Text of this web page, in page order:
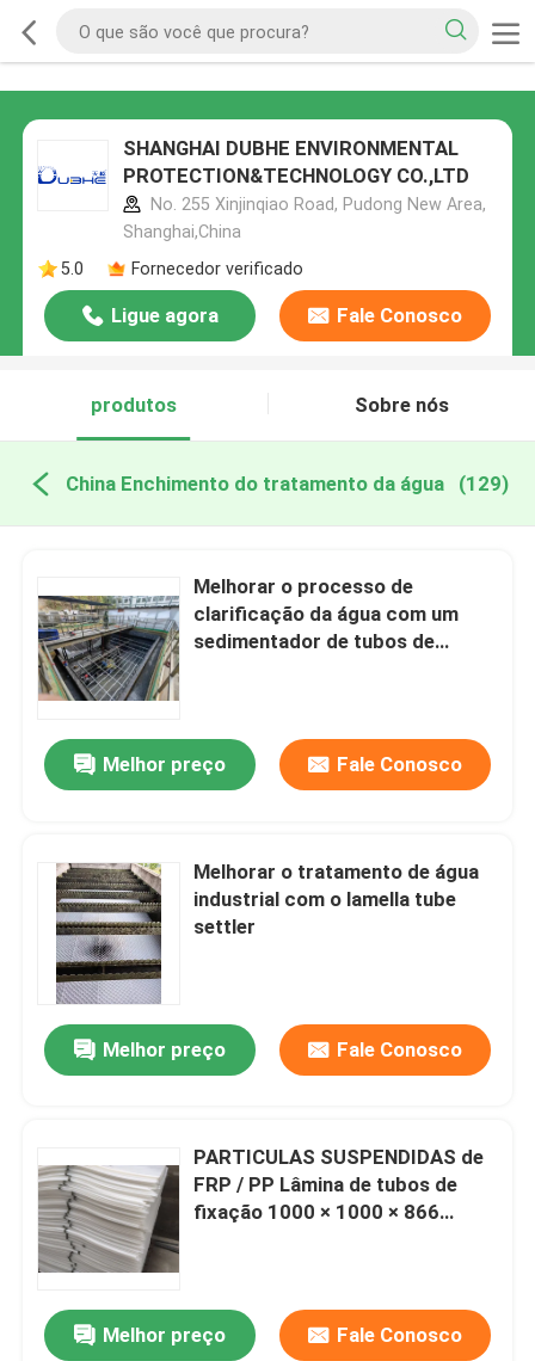
SHANGHAI DUBHE ENVIRONMENTAL
PROTECTION&TECHNOLOGY CO.,LTD
No. 255 Xinjinqiao Road, Pudong New Area,
Shanghai,China
5.0
Fornecedor verificado
Ligue agora Fale Conosco
produtos Sobre nós
China Enchimento do tratamento da água (129)
Melhorar o processo de
clarificação da água com um
sedimentador de tubos de
Melhor preço Fale Conosco
Melhorar o tratamento de água
industrial com o lamella tube
settler
Melhor preço Fale Conosco
PARTICULAS SUSPENDIDAS de
FRP / PP Lâmina de tubos de
fixação 1000 × 1000 × 866
Melhor preço Fale Conosco